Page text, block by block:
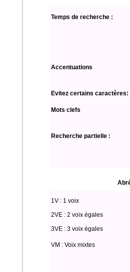
Temps de recherche :
Accentuations
Evitez certains caractères:
Mots clefs
Recherche partielle :
1V : 1 voix
2VE : 2 voix égales
3VE : 3 voix égales
VM : Voix mixtes